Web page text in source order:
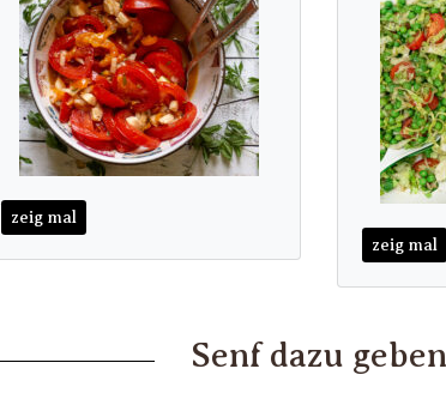
zeig mal
zeig mal
Senf dazu geben